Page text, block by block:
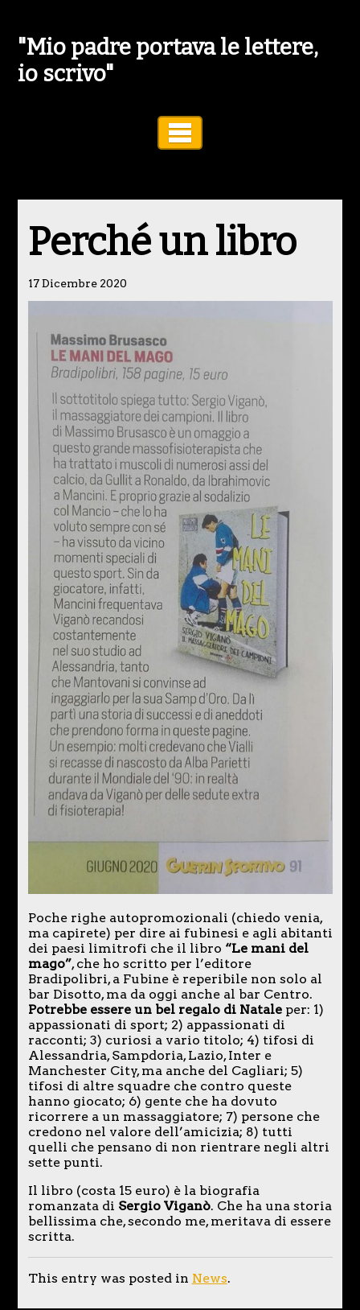
"Mio padre portava le lettere,
io scrivo"
Perché un libro
17 Dicembre 2020
Poche righe autopromozionali (chiedo venia,
ma capirete) per dire ai fubinesi e agli abitanti
dei paesi limitrofi che il libro “Le mani del
mago”, che ho scritto per l’editore
Bradipolibri, a Fubine è reperibile non solo al
bar Disotto, ma da oggi anche al bar Centro.
Potrebbe essere un bel regalo di Nataleper: 1)
appassionati di sport; 2) appassionati di
racconti; 3) curiosi a vario titolo; 4) tifosi di
Alessandria, Sampdoria, Lazio, Inter e
Manchester City, ma anche del Cagliari; 5)
tifosi di altre squadre che contro queste
hanno giocato; 6) gente che ha dovuto
ricorrere a un massaggiatore; 7) persone che
credono nel valore dell’amicizia; 8) tutti
quelli che pensano di non rientrare negli altri
sette punti.
Il libro (costa 15 euro) è la biografia
romanzata di Sergio Viganò. Che ha una storia
bellissima che, secondo me, meritava di essere
scritta.
This entry was posted in News.